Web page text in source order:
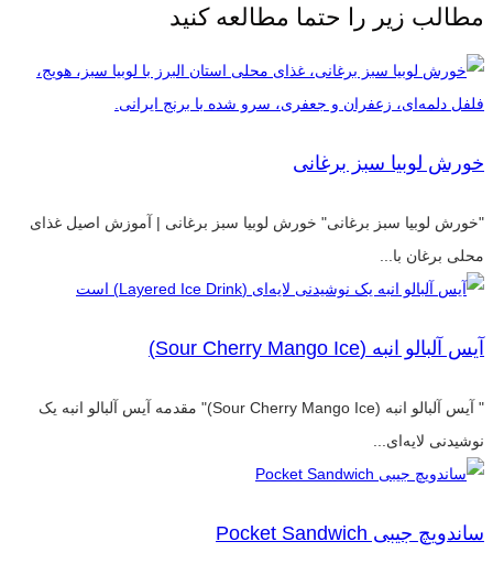
مطالب زیر را حتما مطالعه کنید
خورش لوبیا سبز برغانی
"خورش لوبیا سبز برغانی" خورش لوبیا سبز برغانی | آموزش اصیل غذای
محلی برغان با...
آیس آلبالو انبه (Sour Cherry Mango Ice)
" آیس آلبالو انبه (Sour Cherry Mango Ice)" مقدمه آیس آلبالو انبه یک
نوشیدنی لایه‌ای...
ساندویچ جیبی Pocket Sandwich